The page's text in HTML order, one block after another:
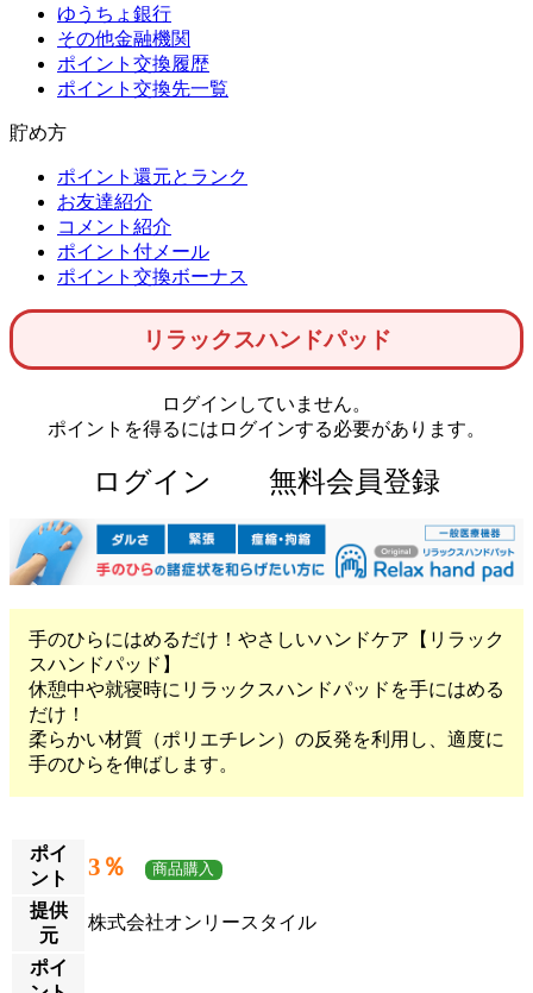
ゆうちょ銀行
その他金融機関
ポイント交換履歴
ポイント交換先一覧
貯め方
ポイント還元とランク
お友達紹介
コメント紹介
ポイント付メール
ポイント交換ボーナス
リラックスハンドパッド
ログインしていません。
ポイントを得るにはログインする必要があります。
ログイン 無料会員登録
手のひらにはめるだけ！やさしいハンドケア【リラック
スハンドパッド】
休憩中や就寝時にリラックスハンドパッドを手にはめる
だけ！
柔らかい材質（ポリエチレン）の反発を利用し、適度に
手のひらを伸ばします。
ポイ
ント
3％ 商品購入
提供
元
株式会社オンリースタイル
ポイ